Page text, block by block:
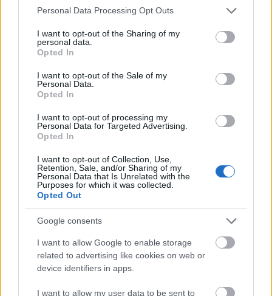
Please note that this website/app uses one or more Google
not limited to your visit or usage behaviour. You may click to
grant or deny consent to Google and its third-party tags to
use your data for below specified purposes in below Google
consent section.
Personal Data Processing Opt Outs
I want to opt-out of the Sharing of my
personal data.
Opted In
I want to opt-out of the Sale of my
Personal Data.
Opted In
I want to opt-out of processing my
Personal Data for Targeted Advertising.
Opted In
I want to opt-out of Collection, Use,
Retention, Sale, and/or Sharing of my
Personal Data that Is Unrelated with the
Purposes for which it was collected.
Opted Out
Google consents
I want to allow Google to enable storage
related to advertising like cookies on web or
device identifiers in apps.
I want to allow my user data to be sent to
útfelújítás Pestszentlőrinc XVIII. kerület Profunda Bau
Szinte teljes hosszában megújítják a Lakatos úti
lakótelep legfontosabb utcáját
amelynek komplex burkolatmegújításáért felel a Profunda Bau.
Új vízáteresztő burkolatú parkolók
épülnek Zuglóban – helyben tartják a